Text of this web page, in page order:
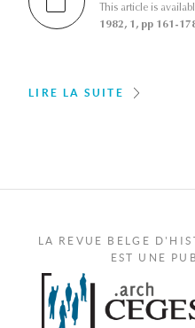
This article is
1982, 1, pp 161-
LIRE LA SUITE
LA REVUE BELGE
EST UNE